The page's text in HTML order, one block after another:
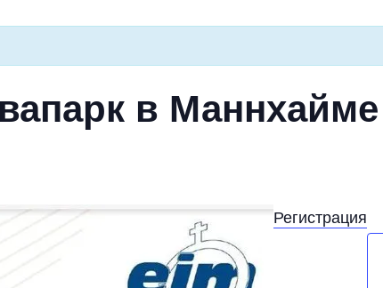
в Маннхайме
Регистрация